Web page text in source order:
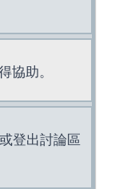
協助。
登出討論區